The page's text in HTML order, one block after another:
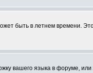
быть в летнем времени.
вашего языка в форуме,